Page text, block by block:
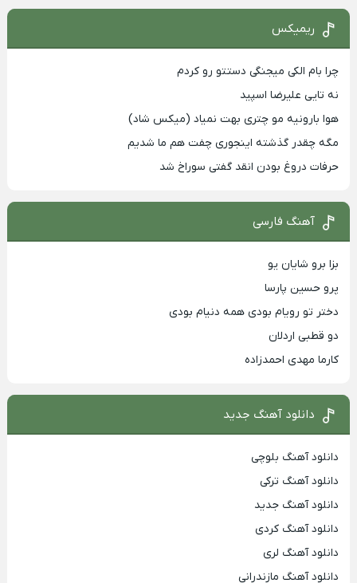
ریمیکس
چرا بام الکی میجنگی دستتو رو کردم
نه تایی علیرضا اسپید
هوا بارونیه مو چتری بهت نمیاد (میکس شاد)
مگه چقدر گذشته اینجوری چفت هم ما شدیم
حرفات دروغ بودن انقد گفتی سوراخ شد
آهنگ فارسی
بزا برو شایان یو
پرو حسین پارسا
دختر تو رویام بودی همه دنیام بودی
دو قطبی اردلان
کارما مهدی احمدزاده
دانلود آهنگ جدید
دانلود آهنگ بلوچی
دانلود آهنگ ترکی
دانلود آهنگ جدید
دانلود آهنگ کردی
دانلود آهنگ لری
دانلود آهنگ مازندرانی